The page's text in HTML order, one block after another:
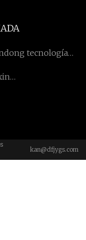
tecnología
kan@dfjygs.com